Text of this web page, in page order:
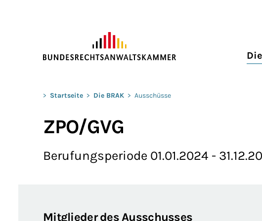
Sie befinden sich hier:
> Startseite > Die BRAK > Ausschüsse
ZPO/GVG
Berufungsperiode 01.01.2024 -
Mitglieder des Ausschusses